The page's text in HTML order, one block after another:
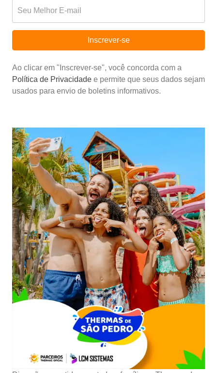
Inscrever-se
Ao clicar em "Inscrever-se", você concorda com a
Política de Privacidade e permite que seus dados sejam
usados para envio de boletins informativos.